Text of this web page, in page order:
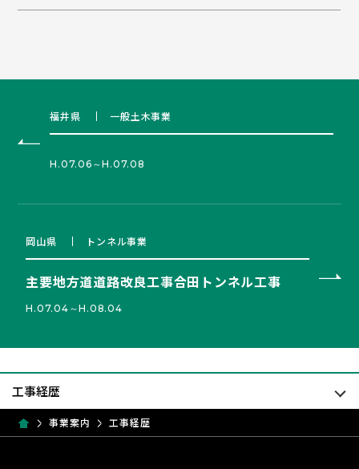
福井県 一般土木事業
H.07.06～H.07.08
岡山県 トンネル事業
主要地方道道路改良工事合田トンネル工事
H.07.04～H.08.04
事業案内 工事経歴